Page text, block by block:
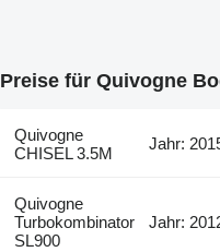
Preise für Quivogne
Quivogne
CHISEL 3.5M
Jahr:
Quivogne
Turbokombinator
SL900
Jahr: